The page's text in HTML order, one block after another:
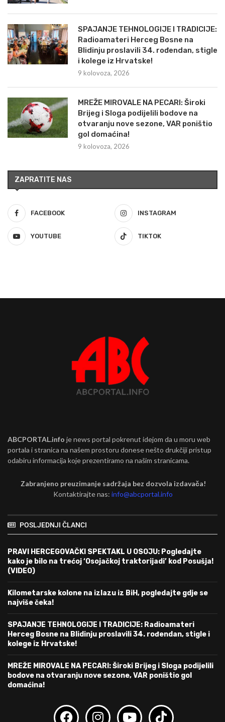
SPAJANJE TEHNOLOGIJE I TRADICIJE:
Radioamateri Herceg Bosne na
Blidinju proslavili 34. rođendan, stigle
i kolege iz Hrvatske!
9 kolovoza, 2026
MREŽE MIROVALE NA PECARI: Široki
Brijeg i Sloga podijelili bodove na
otvaranju nove sezone, VAR poništio
gol domaćina!
9 kolovoza, 2026
ZAPRATITE NAS
FACEBOOK INSTAGRAM
YOUTUBE TIKTOK
ABCPORTAL.info je news portal pokrenut idejom da u moru web
portala i stranica na našem prostoru donese nešto drukčiji pristup
odabiru informacija koje prezentiramo na našim stranicama.
Zabranjeno preuzimanje sadržaja bez dozvola izdavača!
Kontaktirajte nas:info@abcportal.info
POSLJEDNJI ČLANCI
PRAVI HERCEGOVAČKI SPEKTAKL U OSOJU: Pogledajte
kako je bilo na trećoj ‘Osojačkoj traktorijadi’ kod Posušja!
(VIDEO)
Kilometarske kolone na izlazu iz BiH, pogledajte gdje se
najviše čeka!
SPAJANJE TEHNOLOGIJE I TRADICIJE: Radioamateri
Herceg Bosne na Blidinju proslavili 34. rođendan, stigle i
kolege iz Hrvatske!
MREŽE MIROVALE NA PECARI: Široki Brijeg i Sloga podijelili
bodove na otvaranju nove sezone, VAR poništio gol
domaćina!